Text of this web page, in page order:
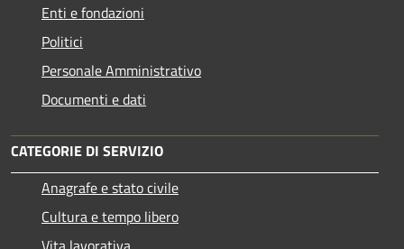
Enti e fondazioni
Politici
Personale Amministrativo
Documenti e dati
CATEGORIE DI SERVIZIO
Anagrafe e stato civile
Cultura e tempo libero